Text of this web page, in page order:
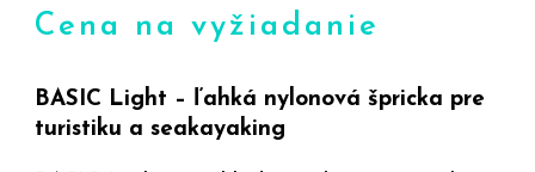
Cena na vyžiadanie
BASIC Light – ľahká nylonová špricka pre
turistiku a seakayaking